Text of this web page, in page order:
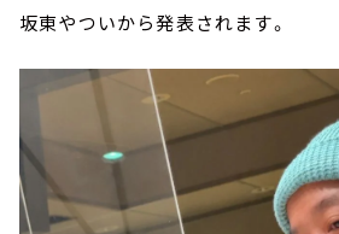
坂東やついから発表されます。